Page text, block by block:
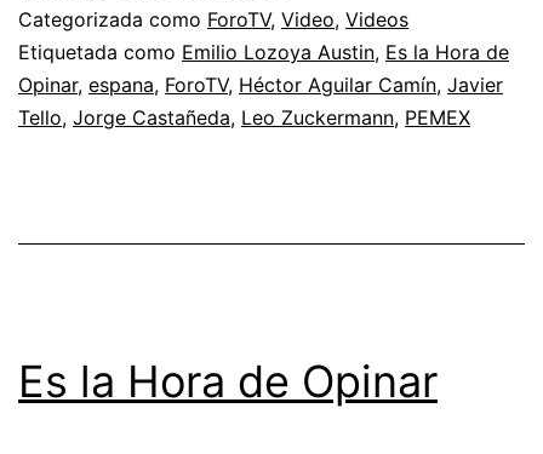
Categorizada como ForoTV, Video, Videos
Etiquetada como Emilio Lozoya Austin, Es la Hora de
Opinar, espana, ForoTV, Héctor Aguilar Camín, Javier
Tello, Jorge Castañeda, Leo Zuckermann, PEMEX
Es la Hora de Opinar